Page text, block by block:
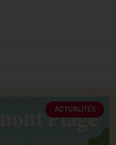
ACTUALITÉS